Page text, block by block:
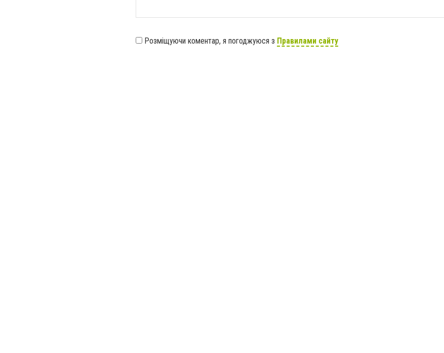
Розміщуючи коментар, я погоджуюся з Правилами сайту